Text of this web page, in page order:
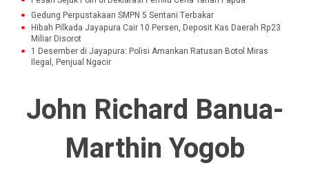
Gedung Perpustakaan SMPN 5 Sentani Terbakar
Hibah Pilkada Jayapura Cair 10 Persen, Deposit Kas Daerah Rp23
Miliar Disorot
1 Desember di Jayapura: Polisi Amankan Ratusan Botol Miras
Ilegal, Penjual Ngacir
John Richard Banua-
Marthin Yogob